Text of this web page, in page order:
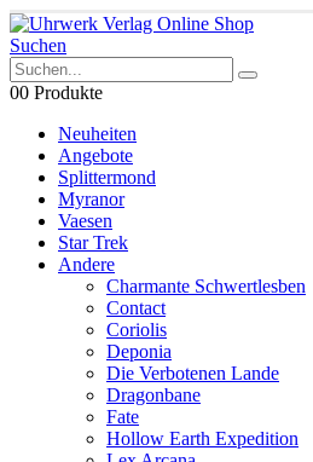
Suchen
00 Produkte
Neuheiten
Angebote
Splittermond
Myranor
Vaesen
Star Trek
Andere
Charmante Schwertlesben
Contact
Coriolis
Deponia
Die Verbotenen Lande
Dragonbane
Fate
Hollow Earth Expedition